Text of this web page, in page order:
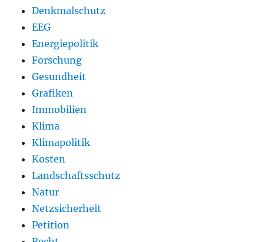
Denkmalschutz
EEG
Energiepolitik
Forschung
Gesundheit
Grafiken
Immobilien
Klima
Klimapolitik
Kosten
Landschaftsschutz
Natur
Netzsicherheit
Petition